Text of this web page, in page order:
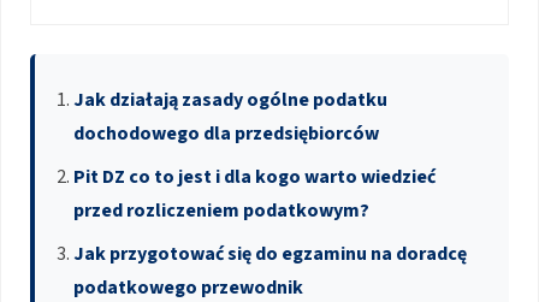
Jak działają zasady ogólne podatku
dochodowego dla przedsiębiorców
Pit DZ co to jest i dla kogo warto wiedzieć
przed rozliczeniem podatkowym?
Jak przygotować się do egzaminu na doradcę
podatkowego przewodnik